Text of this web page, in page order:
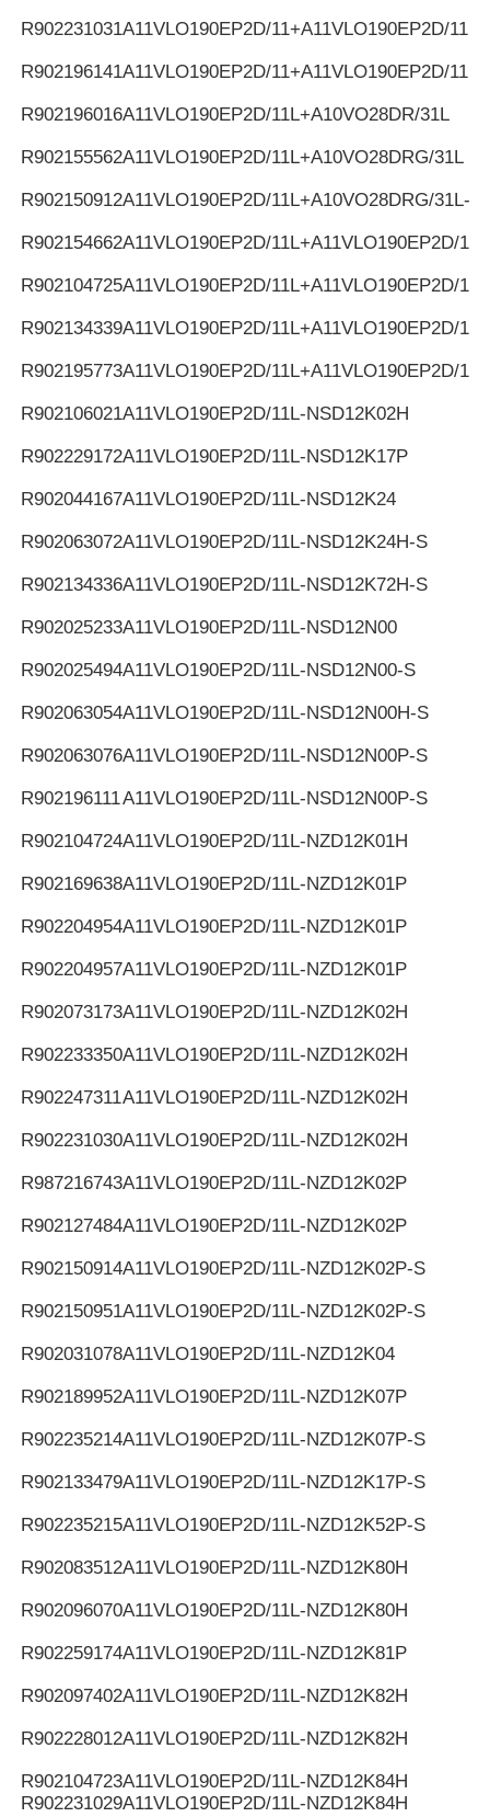
R902231031A11VLO190EP2D/11+A11VLO190EP2D/11
R902196141A11VLO190EP2D/11+A11VLO190EP2D/11
R902196016A11VLO190EP2D/11L+A10VO28DR/31L
R902155562A11VLO190EP2D/11L+A10VO28DRG/31L
R902150912A11VLO190EP2D/11L+A10VO28DRG/31L-K
R902154662A11VLO190EP2D/11L+A11VLO190EP2D/11L
R902104725A11VLO190EP2D/11L+A11VLO190EP2D/11L
R902134339A11VLO190EP2D/11L+A11VLO190EP2D/11L
R902195773A11VLO190EP2D/11L+A11VLO190EP2D/11L
R902106021A11VLO190EP2D/11L-NSD12K02H
R902229172A11VLO190EP2D/11L-NSD12K17P
R902044167A11VLO190EP2D/11L-NSD12K24
R902063072A11VLO190EP2D/11L-NSD12K24H-S
R902134336A11VLO190EP2D/11L-NSD12K72H-S
R902025233A11VLO190EP2D/11L-NSD12N00
R902025494A11VLO190EP2D/11L-NSD12N00-S
R902063054A11VLO190EP2D/11L-NSD12N00H-S
R902063076A11VLO190EP2D/11L-NSD12N00P-S
R902196111A11VLO190EP2D/11L-NSD12N00P-S
R902104724A11VLO190EP2D/11L-NZD12K01H
R902169638A11VLO190EP2D/11L-NZD12K01P
R902204954A11VLO190EP2D/11L-NZD12K01P
R902204957A11VLO190EP2D/11L-NZD12K01P
R902073173A11VLO190EP2D/11L-NZD12K02H
R902233350A11VLO190EP2D/11L-NZD12K02H
R902247311A11VLO190EP2D/11L-NZD12K02H
R902231030A11VLO190EP2D/11L-NZD12K02H
R987216743A11VLO190EP2D/11L-NZD12K02P
R902127484A11VLO190EP2D/11L-NZD12K02P
R902150914A11VLO190EP2D/11L-NZD12K02P-S
R902150951A11VLO190EP2D/11L-NZD12K02P-S
R902031078A11VLO190EP2D/11L-NZD12K04
R902189952A11VLO190EP2D/11L-NZD12K07P
R902235214A11VLO190EP2D/11L-NZD12K07P-S
R902133479A11VLO190EP2D/11L-NZD12K17P-S
R902235215A11VLO190EP2D/11L-NZD12K52P-S
R902083512A11VLO190EP2D/11L-NZD12K80H
R902096070A11VLO190EP2D/11L-NZD12K80H
R902259174A11VLO190EP2D/11L-NZD12K81P
R902097402A11VLO190EP2D/11L-NZD12K82H
R902228012A11VLO190EP2D/11L-NZD12K82H
R902104723A11VLO190EP2D/11L-NZD12K84H
R902231029A11VLO190EP2D/11L-NZD12K84H